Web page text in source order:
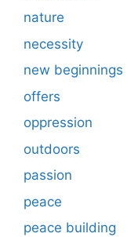
nature
necessity
new beginnings
offers
oppression
outdoors
passion
peace
peace building